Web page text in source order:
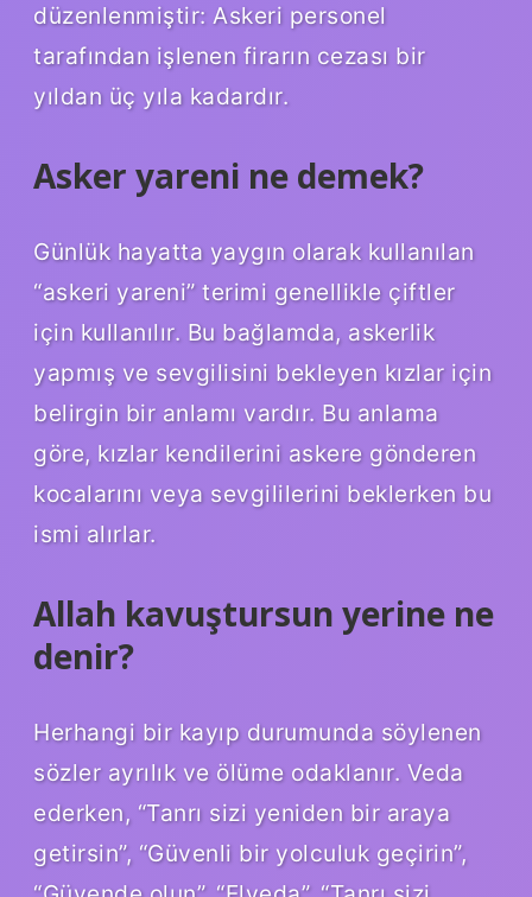
düzenlenmiştir: Askeri personel
tarafından işlenen firarın cezası bir
yıldan üç yıla kadardır.
Asker yareni ne demek?
Günlük hayatta yaygın olarak kullanılan
“askeri yareni” terimi genellikle çiftler
için kullanılır. Bu bağlamda, askerlik
yapmış ve sevgilisini bekleyen kızlar için
belirgin bir anlamı vardır. Bu anlama
göre, kızlar kendilerini askere gönderen
kocalarını veya sevgililerini beklerken bu
ismi alırlar.
Allah kavuştursun yerine ne
denir?
Herhangi bir kayıp durumunda söylenen
sözler ayrılık ve ölüme odaklanır. Veda
ederken, “Tanrı sizi yeniden bir araya
getirsin”, “Güvenli bir yolculuk geçirin”,